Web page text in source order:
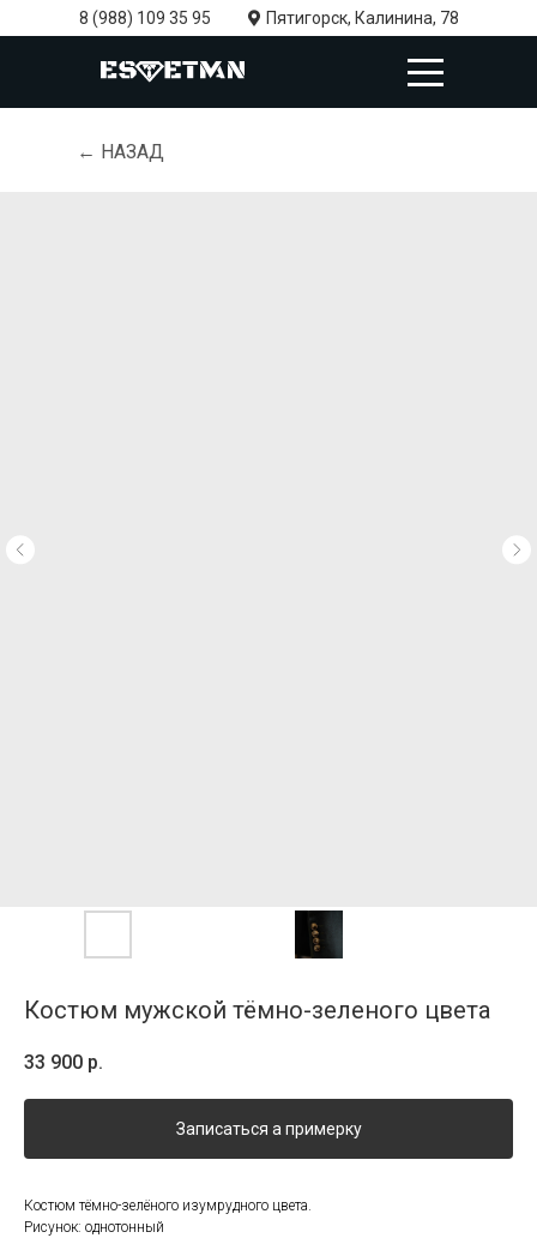
8 (988) 109 35 95 Пятигорск, Калинина, 78
← НАЗАД
Костюм мужской тёмно-зеленого цвета
33 900 р.
Записаться а примерку
Костюм тёмно-зелёного изумрудного цвета.
Рисунок: однотонный